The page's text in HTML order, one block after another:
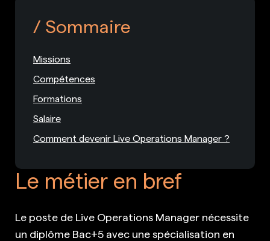
Le métier en bref
Le poste de Live Operations Manager nécessite
un diplôme Bac+5 avec une spécialisation en
Sommaire
Missions
Compétences
Formations
Salaire
Comment devenir Live Operations Manager ?